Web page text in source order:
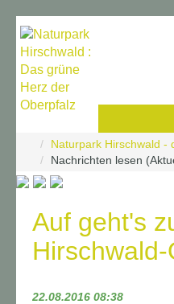
Navigation
Naturpark Hirschwald -
Nachrichten lesen
Auf geht's
22.08.2016 08:38